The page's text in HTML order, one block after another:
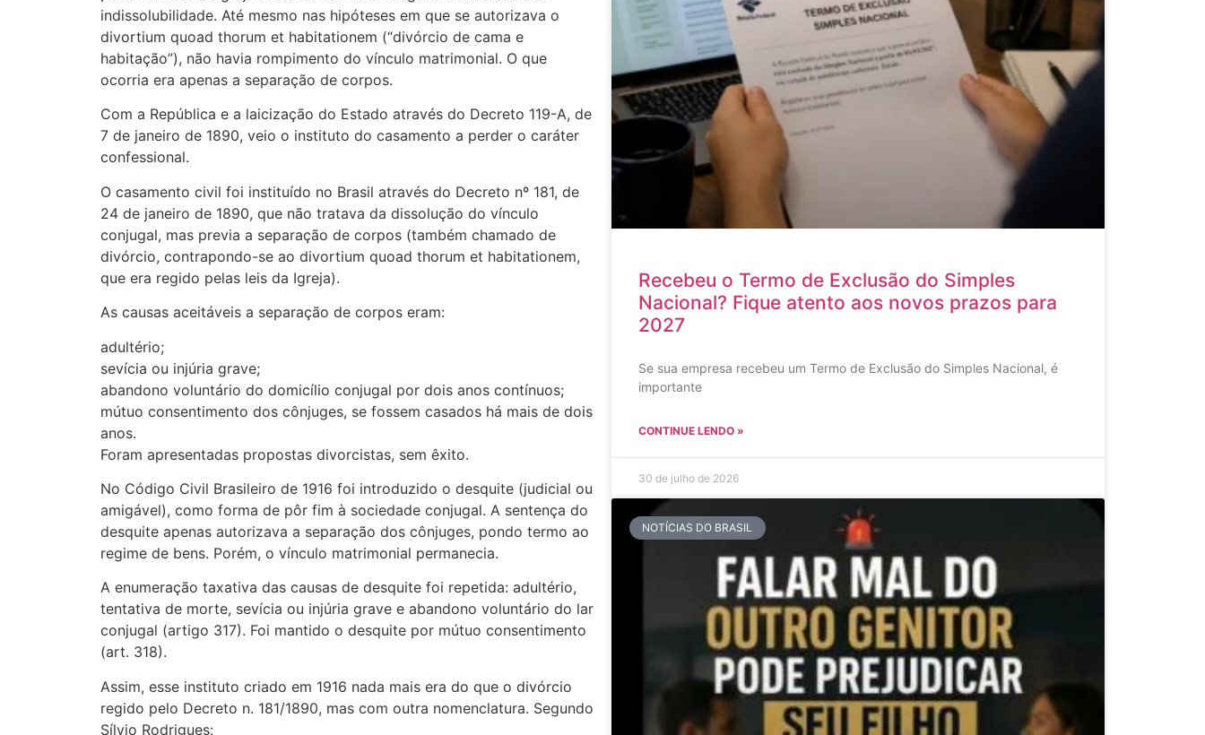
indissolubilidade. Até mesmo nas hipóteses em que se autorizava o
divortium quoad thorum et habitationem (“divórcio de cama e
habitação”), não havia rompimento do vínculo matrimonial. O que
ocorria era apenas a separação de corpos.
Com a República e a laicização do Estado através do Decreto 119-A, de
7 de janeiro de 1890, veio o instituto do casamento a perder o caráter
confessional.
O casamento civil foi instituído no Brasil através do Decreto nº 181, de
24 de janeiro de 1890, que não tratava da dissolução do vínculo
conjugal, mas previa a separação de corpos (também chamado de
divórcio, contrapondo-se ao divortium quoad thorum et habitationem,
que era regido pelas leis da Igreja).
As causas aceitáveis a separação de corpos eram:
adultério;
sevícia ou injúria grave;
abandono voluntário do domicílio conjugal por dois anos contínuos;
mútuo consentimento dos cônjuges, se fossem casados há mais de dois
anos.
Foram apresentadas propostas divorcistas, sem êxito.
No Código Civil Brasileiro de 1916 foi introduzido o desquite (judicial ou
amigável), como forma de pôr fim à sociedade conjugal. A sentença do
desquite apenas autorizava a separação dos cônjuges, pondo termo ao
regime de bens. Porém, o vínculo matrimonial permanecia.
A enumeração taxativa das causas de desquite foi repetida: adultério,
tentativa de morte, sevícia ou injúria grave e abandono voluntário do lar
conjugal (artigo 317). Foi mantido o desquite por mútuo consentimento
(art. 318).
Assim, esse instituto criado em 1916 nada mais era do que o divórcio
regido pelo Decreto n. 181/1890, mas com outra nomenclatura. Segundo
Sílvio Rodrigues:
Recebeu o Termo de Exclusão do Simples
Nacional? Fique atento aos novos prazos para
2027
Se sua empresa recebeu um Termo de Exclusão do Simples Nacional, é
importante
CONTINUE LENDO »
30 de julho de 2026
NOTÍCIAS DO BRASIL